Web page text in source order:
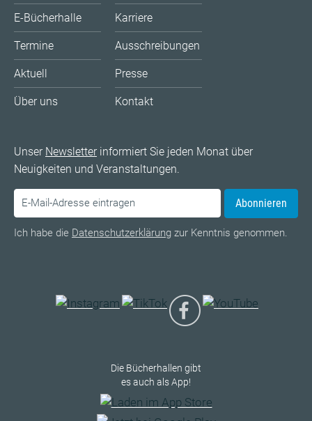
E-Bücherhalle
Termine
Aktuell
Über uns
Karriere
Ausschreibungen
Presse
Kontakt
Unser Newsletterinformiert Sie jeden Monat über
Neuigkeiten und Veranstaltungen.
Abonnieren
Ich habe die Datenschutzerklärung zur Kenntnis genommen.
Die Bücherhallen gibt
es auch als App!